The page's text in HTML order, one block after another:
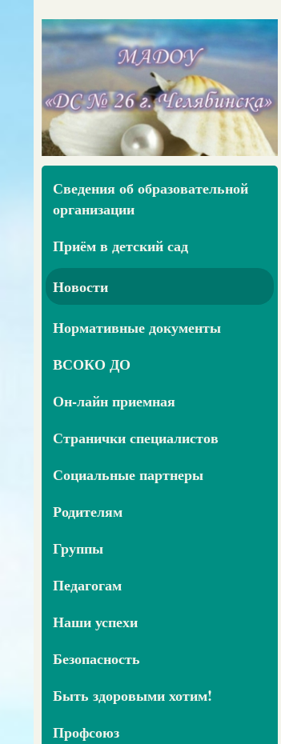
Сведения об образовательной
организации
Приём в детский сад
Новости
Нормативные документы
ВСОКО ДО
Он-лайн приемная
Странички специалистов
Социальные партнеры
Родителям
Группы
Педагогам
Наши успехи
Безопасность
Быть здоровыми хотим!
Профсоюз